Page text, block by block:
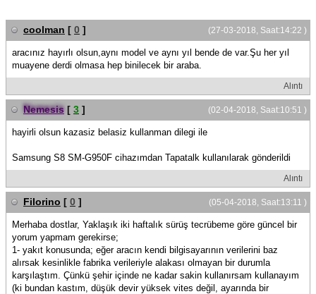
(27-03-2018, Saat:14:22 )
coolman [ 0 ]
aracınız hayırlı olsun,aynı model ve aynı yıl bende de var.Şu her yıl
muayene derdi olmasa hep binilecek bir araba.
Alıntı
(02-04-2018, Saat:10:51 )
Nemesis [ 3 ]
hayirli olsun kazasiz belasiz kullanman dilegi ile
Samsung S8 SM-G950F cihazımdan Tapatalk kullanılarak gönderildi
Alıntı
(05-04-2018, Saat:13:11 )
Filorino [ 0 ]
Merhaba dostlar, Yaklaşık iki haftalık sürüş tecrübeme göre güncel bir
yorum yapmam gerekirse;
1- yakıt konusunda; eğer aracın kendi bilgisayarının verilerini baz
alırsak kesinlikle fabrika verileriyle alakası olmayan bir durumla
karşılaştım. Çünkü şehir içinde ne kadar sakin kullanırsam kullanayım
(ki bundan kastım, düşük devir yüksek vites değil, ayarında bir